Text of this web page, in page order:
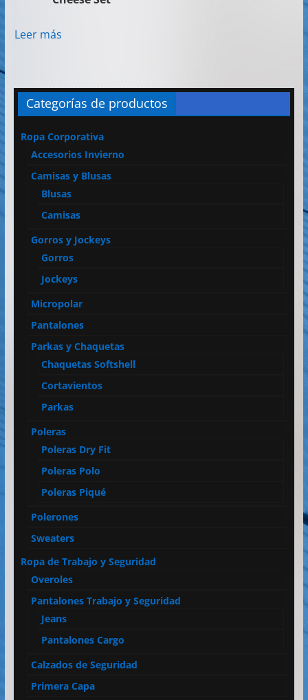
Leer más
Categorías de productos
Ropa Corporativa
Accesorios Invierno
Camisas y Blusas
Blusas
Camisas
Gorros y Jockeys
Gorros
Jockeys
Micropolar
Pantalones
Parkas y Chaquetas
Chaquetas Softshell
Cortavientos
Parkas
Poleras
Poleras Dry Fit
Poleras Polo
Poleras Piqué
Polerones
Sweaters
Ropa de Trabajo y Seguridad
Overoles
Pantalones Trabajo y Seguridad
Jeans
Pantalones Cargo
Calzados de Seguridad
Primera Capa